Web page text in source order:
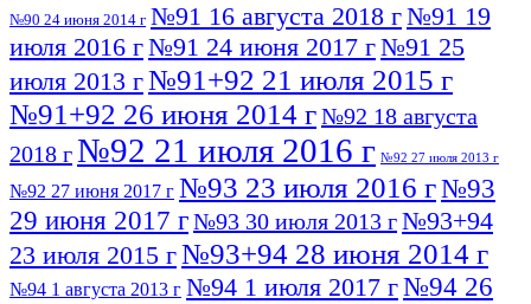
№90 24 июня 2014 г №91 16 августа 2018 г№91 19
июля 2016 г№91 24 июня 2017 г№91 25
июля 2013 г№91+92 21 июля 2015 г
№91+92 26 июня 2014 г№92 18 августа
2018 г№92 21 июля 2016 г №92 27 июля 2013 г
№92 27 июня 2017 г №93 23 июля 2016 г№93
29 июня 2017 г№93 30 июля 2013 г№93+94
23 июля 2015 г№93+94 28 июня 2014 г
№94 1 августа 2013 г №94 1 июля 2017 г№94 26